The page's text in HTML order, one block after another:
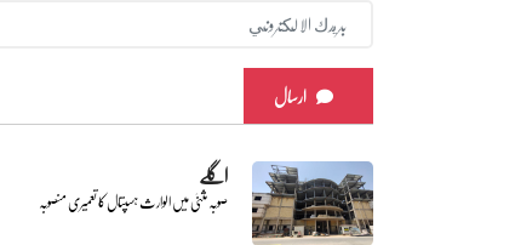
ارسال
اگلے
صوبہ مثنیٰ میں الوارث ہسپتال کا تعمیری منصوبہ